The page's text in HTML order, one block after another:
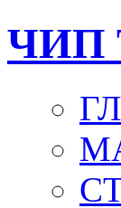
ЧИП